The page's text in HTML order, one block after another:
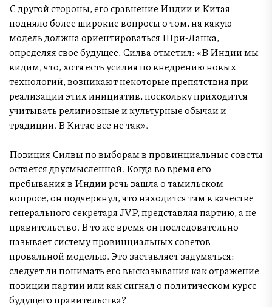
С другой стороны, его сравнение Индии и Китая
подняло более широкие вопросы о том, на какую
модель должна ориентироваться Шри-Ланка,
определяя свое будущее. Силва отметил: «В Индии мы
видим, что, хотя есть усилия по внедрению новых
технологий, возникают некоторые препятствия при
реализации этих инициатив, поскольку приходится
учитывать религиозные и культурные обычаи и
традиции. В Китае все не так».
Позиция Силвы по выборам в провинциальные советы
остается двусмысленной. Когда во время его
пребывания в Индии речь зашла о тамильском
вопросе, он подчеркнул, что находится там в качестве
генерального секретаря JVP, представляя партию, а не
правительство. В то же время он последовательно
называет систему провинциальных советов
провальной моделью. Это заставляет задуматься:
следует ли понимать его высказывания как отражение
позиции партии или как сигнал о политическом курсе
будущего правительства?